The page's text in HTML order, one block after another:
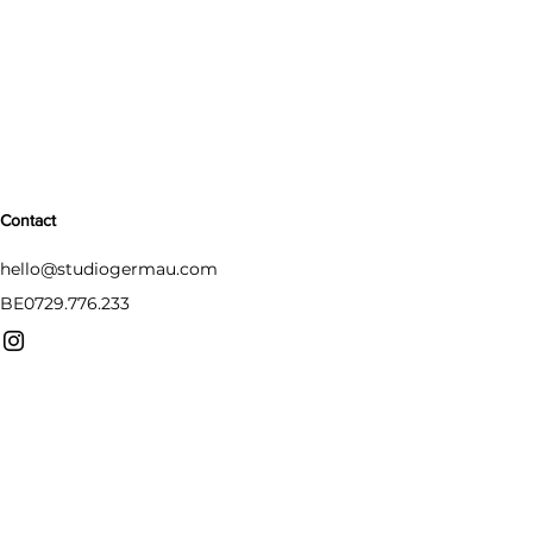
Contact
hello@studiogermau.com
BE0729.776.233